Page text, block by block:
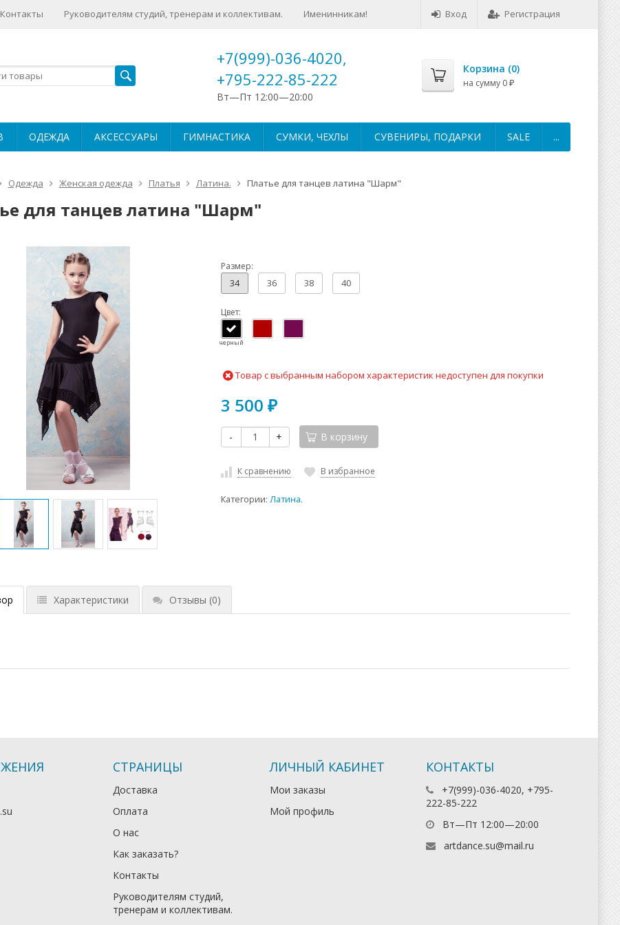
Контакты Руководителям студий, тренерам и коллективам. Именинникам! Вход Регистрация
+7(999)-036-4020,
+795-222-85-222
Вт—Пт 12:00—20:00
Корзина (0)
на сумму 0 ₽
ОДЕЖДА АКСЕССУАРЫ ГИМНАСТИКА СУМКИ, ЧЕХЛЫ СУВЕНИРЫ, ПОДАРКИ SALE ...
Одежда Женская одежда Платья Латина. Платье для танцев латина "Шарм"
для танцев латина "Шарм"
Размер:
34 36 38 40
Цвет:
черный
Товар с выбранным набором характеристик недоступен для покупки
3 500 ₽
- + В корзину
К сравнению В избранное
Категории: Латина.
Характеристики Отзывы (0)
СТРАНИЦЫ
Доставка
Оплата
О нас
Как заказать?
Контакты
Руководителям студий,
тренерам и коллективам.
ЛИЧНЫЙ КАБИНЕТ
Мои заказы
Мой профиль
КОНТАКТЫ
+7(999)-036-4020, +795-
222-85-222
Вт—Пт 12:00—20:00
artdance.su@mail.ru